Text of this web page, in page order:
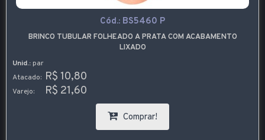
Cód.: BS5460 P
BRINCO TUBULAR FOLHEADO A PRATA COM ACABAMENTO
LIXADO
Unid.: par
Atacado: R$ 10,80
Varejo: R$ 21,60
Comprar!